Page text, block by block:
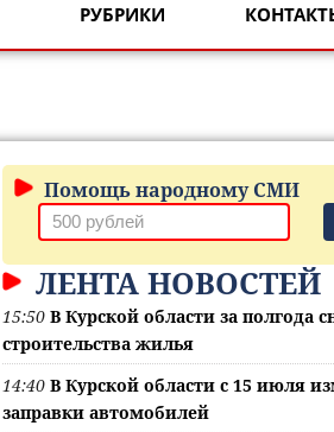
РУБРИКИ
Помощь народному СМИ
ЛЕНТА НОВОСТЕЙ
15:50 В Курской области за полгода
строительства жилья
14:40 В Курской области с 15 июля
заправки автомобилей